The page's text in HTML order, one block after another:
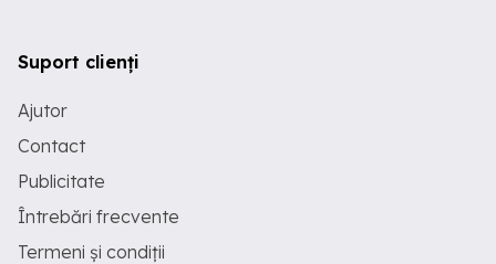
Suport clienți
Ajutor
Contact
Publicitate
Întrebări frecvente
Termeni și condiții